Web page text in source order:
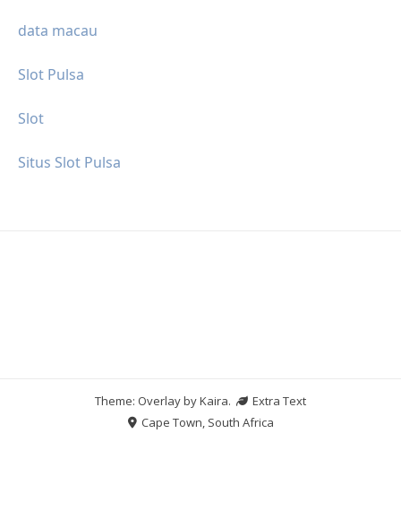
data macau
Slot Pulsa
Slot
Situs Slot Pulsa
Theme: Overlay byKaira.
Extra Text
Cape Town, South Africa